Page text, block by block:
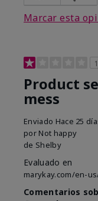
Marcar esta
1
Product
mess
Enviado Hace 25
por Not happy
de Shelby
Evaluado en
marykay.com/en-
Comentarios